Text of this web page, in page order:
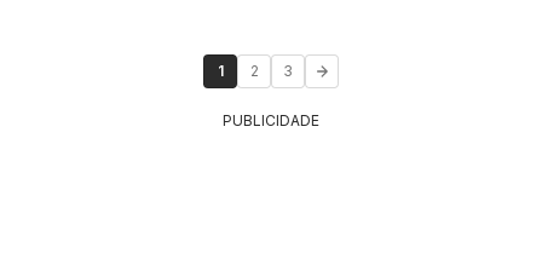
1 2 3
PUBLICIDADE